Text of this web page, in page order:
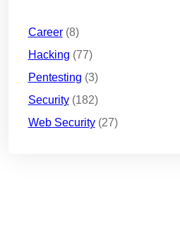
Career(8)
Hacking (77)
Pentesting (3)
Security(182)
Web Security(27)